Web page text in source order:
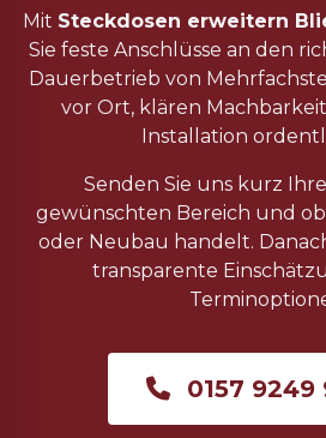
Mit Steckdosen erweitern
Sie feste Anschlüsse an den
Dauerbetrieb von
vor Ort, klären
Installation
Senden Sie uns kurz
gewünschten Bereich und
oder Neubau handelt.
transparente
0157 9249